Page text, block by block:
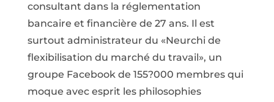
consultant dans la réglementation
bancaire et financière de 27 ans. Il est
surtout administrateur du «Neurchi de
flexibilisation du marché du travail», un
groupe Facebook de 155?000 membres qui
moque avec esprit les philosophies